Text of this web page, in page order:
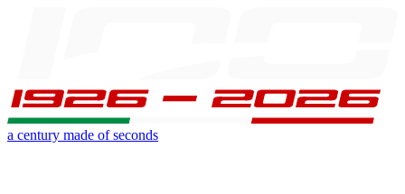
a century made of seconds